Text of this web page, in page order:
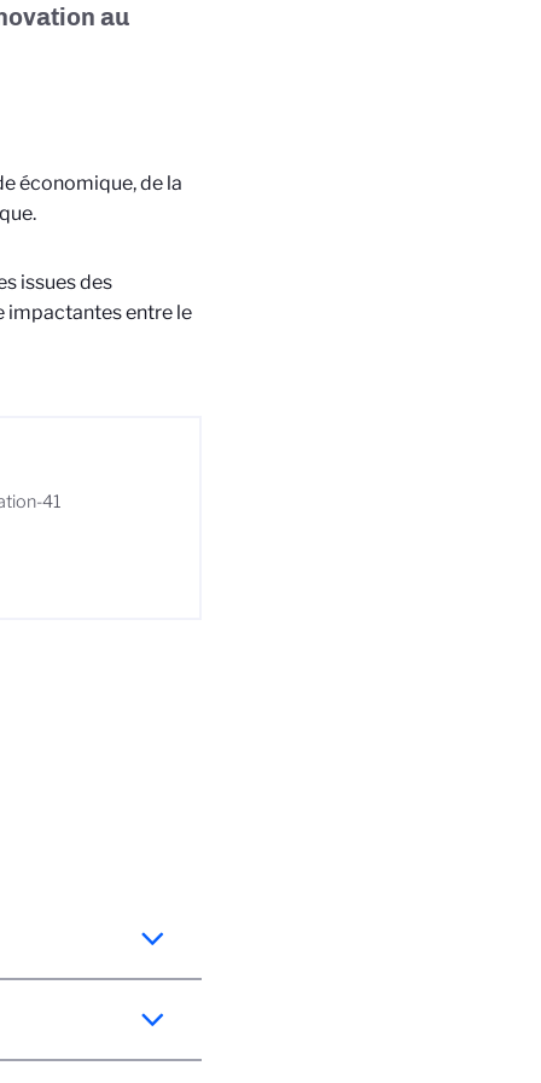
au
économique, de la
issues des
impactantes entre le
41